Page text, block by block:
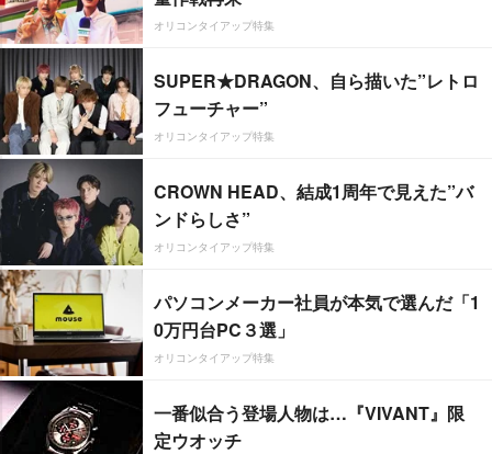
オリコンタイアップ特集
SUPER★DRAGON、自ら描いた”レトロ
フューチャー”
オリコンタイアップ特集
CROWN HEAD、結成1周年で見えた”バ
ンドらしさ”
オリコンタイアップ特集
パソコンメーカー社員が本気で選んだ「1
0万円台PC３選」
オリコンタイアップ特集
一番似合う登場人物は…『VIVANT』限
定ウオッチ